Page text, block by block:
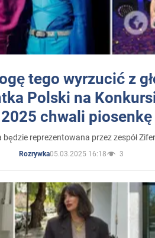
tego wyrzucić z
Polski na
chwali
będzie reprezentowana przez zespół
Rozrywka05.03.2025 16:18 3